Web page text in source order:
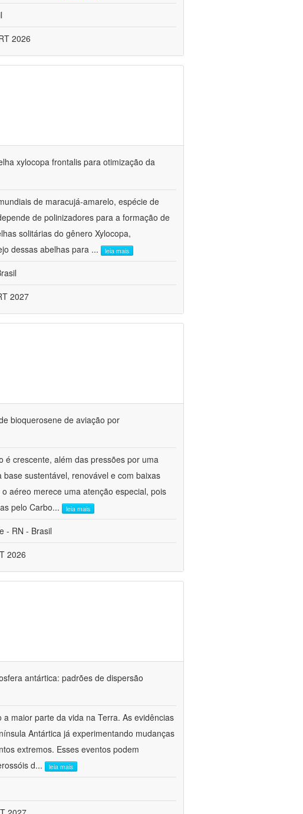
2026
xylocopa frontalis para otimização da
de maracujá-amarelo, espécie de
de polinizadores para a formação de
solitárias do gênero Xylocopa,
dessas abelhas para ... leia mais
2027
bioquerosene de aviação por
é crescente, além das pressões por uma
sustentável, renovável e com baixas
aéreo merece uma atenção especial, pois
pelo Carbo... leia mais
- RN - Brasil
2026
antártica: padrões de dispersão
maior parte da vida na Terra. As evidências
Antártica já experimentando mudanças
extremos. Esses eventos podem
d... leia mais